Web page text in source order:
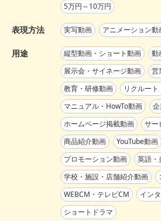
5万円～10万円
表現方法 実写動画 アニメーション動
用途 縦型動画・ショート動画
動
展示会・サイネージ動画
営
教育・研修動画
リクルー
マニュアル・HowTo動画
ホームページ掲載動画
サー
商品紹介動画
YouTube動画
プロモーション動画
英語・
学校・施設・店舗紹介動画
WEBCM・テレビCM
イン
ショートドラマ